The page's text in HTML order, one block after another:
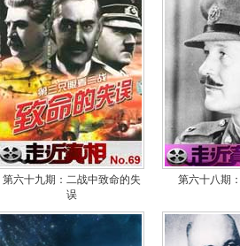
第六十九期：二战中致命的失
误
第六十八期